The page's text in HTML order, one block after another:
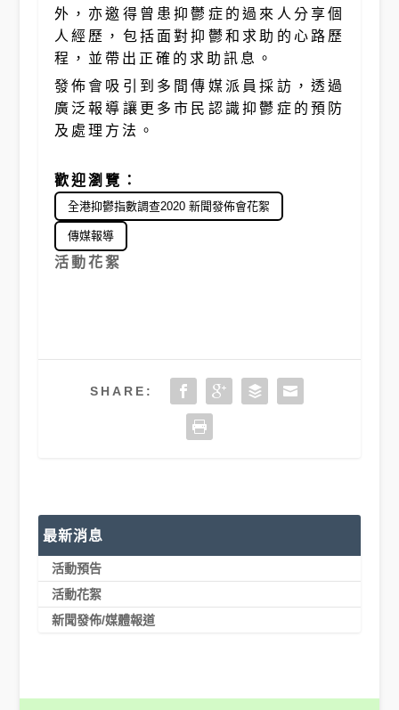
外，亦邀得曾患抑鬱症的過來人分享個
人經歷，包括面對抑鬱和求助的心路歷
程，並帶出正確的求助訊息。
發佈會吸引到多間傳媒派員採訪，透過
廣泛報導讓更多市民認識抑鬱症的預防
及處理方法。
歡迎瀏覽：
全港抑鬱指數調查2020 新聞發佈會花絮
傳媒報導
活動花絮
SHARE:
最新消息
活動預告
活動花絮
新聞發佈/媒體報道